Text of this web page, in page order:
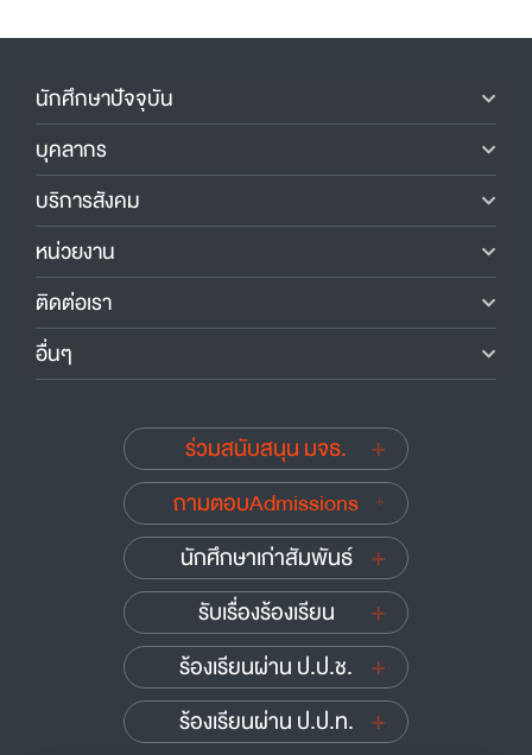
นักศึกษาปัจจุบัน
บุคลากร
บริการสังคม
หน่วยงาน
ติดต่อเรา
อื่นๆ
ร่วมสนับสนุน มจธ.
ถามตอบAdmissions
นักศึกษาเก่าสัมพันธ์
รับเรื่องร้องเรียน
ร้องเรียนผ่าน ป.ป.ช.
ร้องเรียนผ่าน ป.ป.ท.